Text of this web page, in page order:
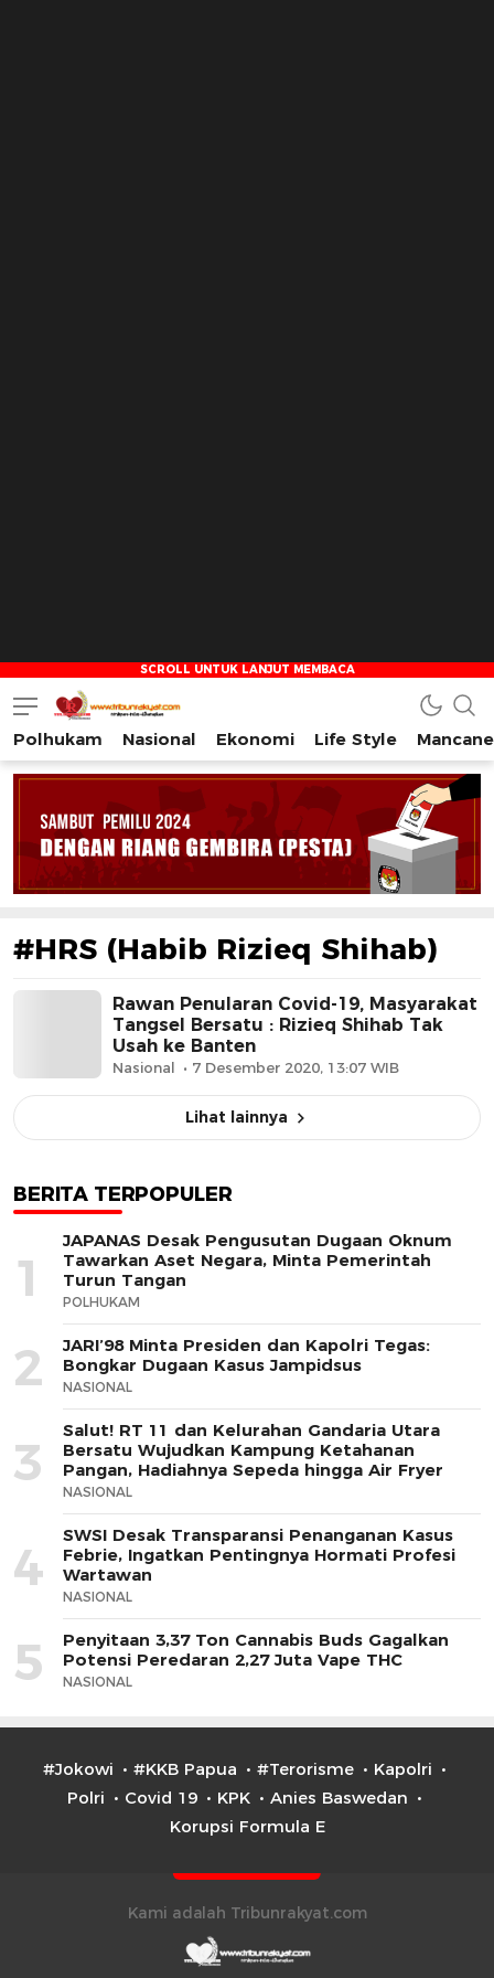
Tribun Rakyat
Tulus – Terdepan – Diharapkan
Polhukam Nasional Ekonomi Life Style
#HRS (Habib Rizieq Shihab)
Rawan Penularan Covid-19, Masyarakat
Tangsel Bersatu : Rizieq Shihab Tak
Usah ke Banten
Nasional 7 Desember 2020, 13:07 WIB
Lihat lainnya
BERITA TERPOPULER
1
JAPANAS Desak Pengusutan Dugaan Oknum
Tawarkan Aset Negara, Minta Pemerintah
Turun Tangan
POLHUKAM
2
JARI’98 Minta Presiden dan Kapolri Tegas:
Bongkar Dugaan Kasus Jampidsus
NASIONAL
3
Salut! RT 11 dan Kelurahan Gandaria Utara
Bersatu Wujudkan Kampung Ketahanan
Pangan, Hadiahnya Sepeda hingga Air Fryer
NASIONAL
4
SWSI Desak Transparansi Penanganan Kasus
Febrie, Ingatkan Pentingnya Hormati Profesi
Wartawan
NASIONAL
5
Penyitaan 3,37 Ton Cannabis Buds Gagalkan
Potensi Peredaran 2,27 Juta Vape THC
NASIONAL
#Jokowi #KKB Papua #Terorisme
Kapolri
Polri
Covid 19 KPK
Anies Baswedan
Korupsi Formula E
Kami adalah Tribunrakyat.com